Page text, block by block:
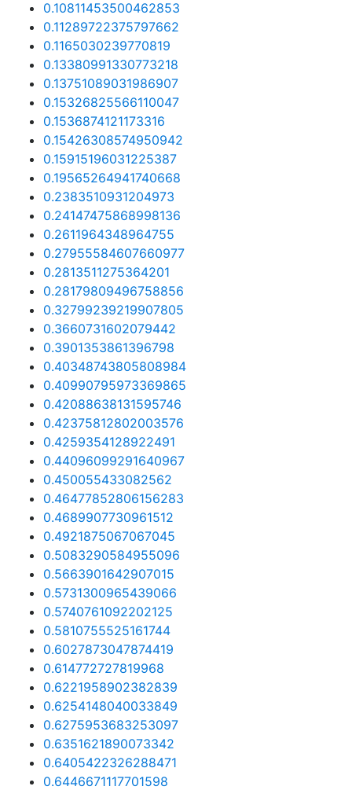
0.10811453500462853
0.11289722375797662
0.1165030239770819
0.13380991330773218
0.13751089031986907
0.15326825566110047
0.1536874121173316
0.15426308574950942
0.15915196031225387
0.19565264941740668
0.2383510931204973
0.24147475868998136
0.2611964348964755
0.27955584607660977
0.2813511275364201
0.28179809496758856
0.32799239219907805
0.3660731602079442
0.3901353861396798
0.40348743805808984
0.40990795973369865
0.42088638131595746
0.42375812802003576
0.4259354128922491
0.44096099291640967
0.450055433082562
0.46477852806156283
0.4689907730961512
0.4921875067067045
0.5083290584955096
0.5663901642907015
0.5731300965439066
0.5740761092202125
0.5810755525161744
0.6027873047874419
0.614772727819968
0.6221958902382839
0.6254148040033849
0.6275953683253097
0.6351621890073342
0.6405422326288471
0.6446671117701598